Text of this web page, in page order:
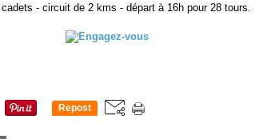
- circuit de 2 kms - départ à 16h pour 28 tours.
Repost